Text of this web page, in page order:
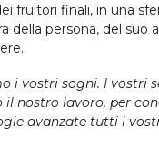
fruitori finali, in una
della persona, del suo
i vostri sogni. I vostri
nostro lavoro, per
avanzate tutti i